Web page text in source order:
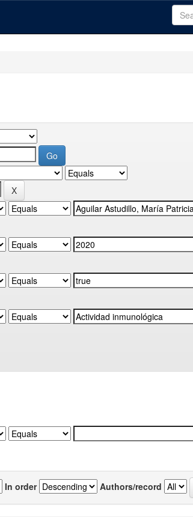
In order Authors/record